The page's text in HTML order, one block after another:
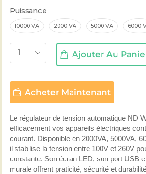
Puissance
10000 VA 2000 VA 5000 VA 6000
Ajouter Au
Acheter Maintenant
Le régulateur de tension automatique ND
efficacement vos appareils électriques
courant. Disponible en 2000VA, 5000VA,
il stabilise la tension entre 100V et 260V
constante. Son écran LED, son port USB
murale offrent praticité, sécurité et